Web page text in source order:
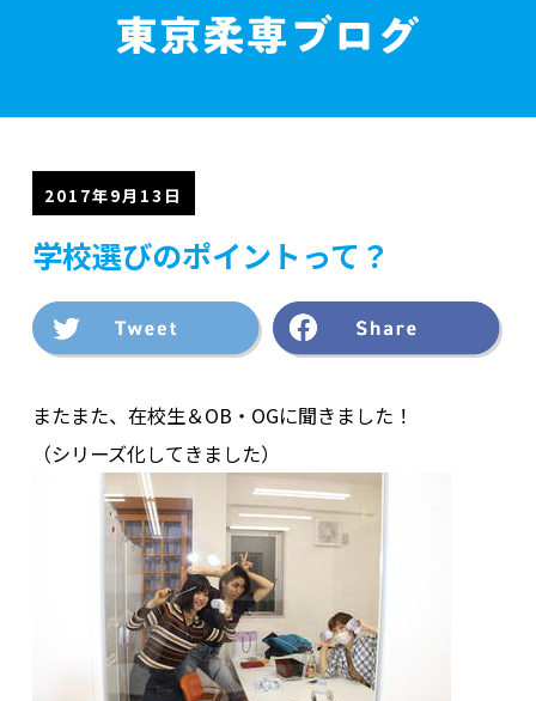
資料請求
学校案内
学部紹介
実習施設
入学案内
資格・就職
その他
2017年9月13日
学校選びのポイントって？
またまた、在校生＆OB・OGに聞きました！
（シリーズ化してきました）